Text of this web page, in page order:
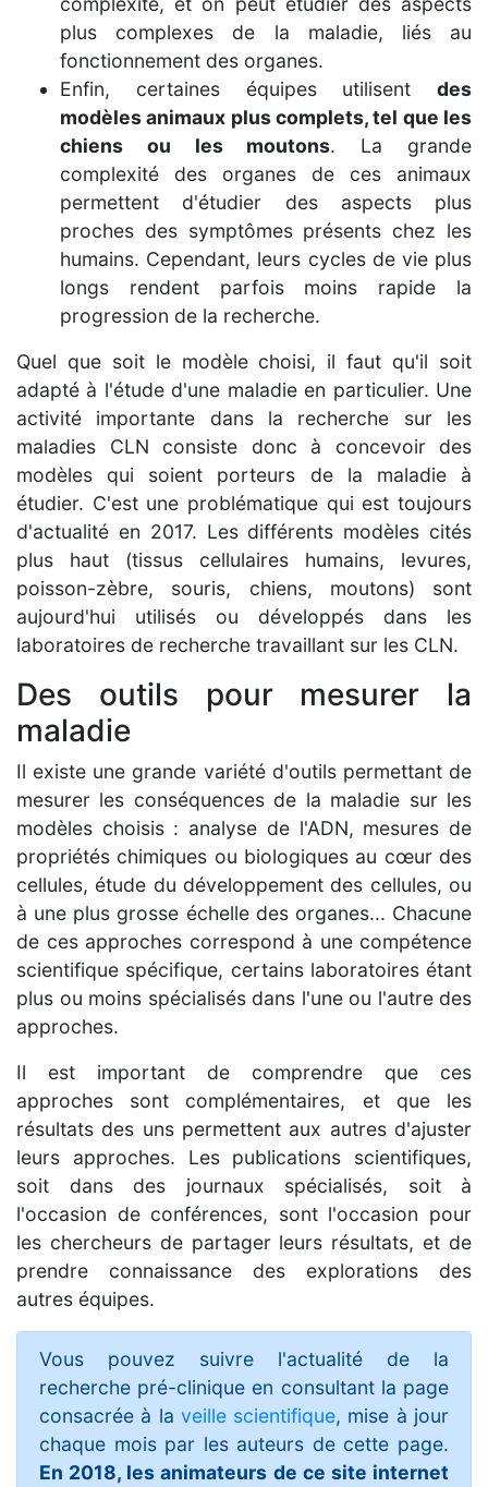
plus complexes de la maladie, liés au
fonctionnement des organes.
Enfin, certaines équipes utilisent des
modèles animaux plus complets, tel que les
chiens ou les moutons. La grande
complexité des organes de ces animaux
permettent d'étudier des aspects plus
proches des symptômes présents chez les
humains. Cependant, leurs cycles de vie plus
longs rendent parfois moins rapide la
progression de la recherche.
Quel que soit le modèle choisi, il faut qu'il soit
adapté à l'étude d'une maladie en particulier. Une
activité importante dans la recherche sur les
maladies CLN consiste donc à concevoir des
modèles qui soient porteurs de la maladie à
étudier. C'est une problématique qui est toujours
d'actualité en 2017. Les différents modèles cités
plus haut (tissus cellulaires humains, levures,
poisson-zèbre, souris, chiens, moutons) sont
aujourd'hui utilisés ou développés dans les
laboratoires de recherche travaillant sur les CLN.
Des outils pour mesurer la
maladie
Il existe une grande variété d'outils permettant de
mesurer les conséquences de la maladie sur les
modèles choisis : analyse de l'ADN, mesures de
propriétés chimiques ou biologiques au cœur des
cellules, étude du développement des cellules, ou
à une plus grosse échelle des organes... Chacune
de ces approches correspond à une compétence
scientifique spécifique, certains laboratoires étant
plus ou moins spécialisés dans l'une ou l'autre des
approches.
Il est important de comprendre que ces
approches sont complémentaires, et que les
résultats des uns permettent aux autres d'ajuster
leurs approches. Les publications scientifiques,
soit dans des journaux spécialisés, soit à
l'occasion de conférences, sont l'occasion pour
les chercheurs de partager leurs résultats, et de
prendre connaissance des explorations des
autres équipes.
Vous pouvez suivre l'actualité de la
recherche pré-clinique en consultant la page
consacrée à la veille scientifique, mise à jour
chaque mois par les auteurs de cette page.
En 2018, les animateurs de ce site internet